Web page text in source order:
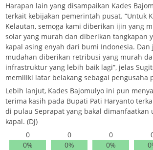
Harapan lain yang disampaikan Kades
terkait kebijakan pemerintah pusat. “Untuk
Kelautan, semoga kami diberikan ijin yang
solar yang murah dan diberikan tangkapan
kapal asing enyah dari bumi Indonesia. Dan
mudahan diberikan retribusi yang murah
infrastruktur yang lebih baik lagi”, jelas
memiliki latar belakang sebagai pengusaha
Lebih lanjut, Kades Bajomulyo ini pun
terima kasih pada Bupati Pati Haryanto
di pulau Seprapat yang bakal dimanfaatkan
kapal. (Dj)
0
0%
0
0%
0
0%